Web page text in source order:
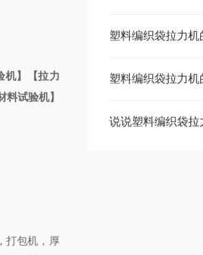
塑料编织袋拉力机
机】【拉力
试验机】
打包机，厚